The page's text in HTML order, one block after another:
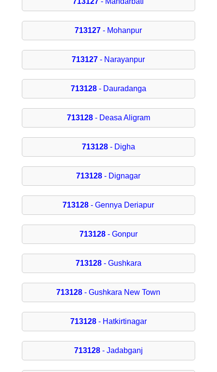
713127 - Mohanpur
713127 - Narayanpur
713128- Dauradanga
713128- Deasa Aligram
713128- Digha
713128 - Dignagar
713128 - Gennya Deriapur
713128- Gonpur
713128- Gushkara
713128 - Gushkara New Town
713128- Hatkirtinagar
713128- Jadabganj